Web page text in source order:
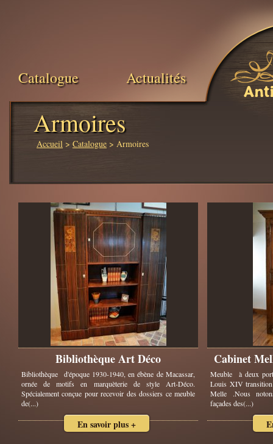
Catalogue Actualités
Armoires
Accueil > Catalogue > Armoires
Bibliothèque Art Déco
Bibliothèque d'époque 1930-1940, en ébène de Macassar,
ornée de motifs en marquèterie de style Art-Déco.
Spécialement conçue pour recevoir des dossiers ce meuble
de(...)
En savoir plus +
Cabinet
Meuble à deux
Louis XIV
Melle .Nous
façades des(...)